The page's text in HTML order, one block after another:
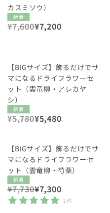
カスミソウ）
新着
通
¥7,600
セ
格
¥7,200
SALE
【BIGサイズ】飾るだけでサ
マになるドライフラワーセ
ット（雲竜柳・アレカヤ
シ）
新着
通
格
¥5,780
セ
価
格
¥5,480
SALE
【BIGサイズ】飾るだけでサ
マになるドライフラワーセ
ット（雲竜柳・芍薬）
新着
通
常
¥7,730
セ
ー
¥7,300
1件